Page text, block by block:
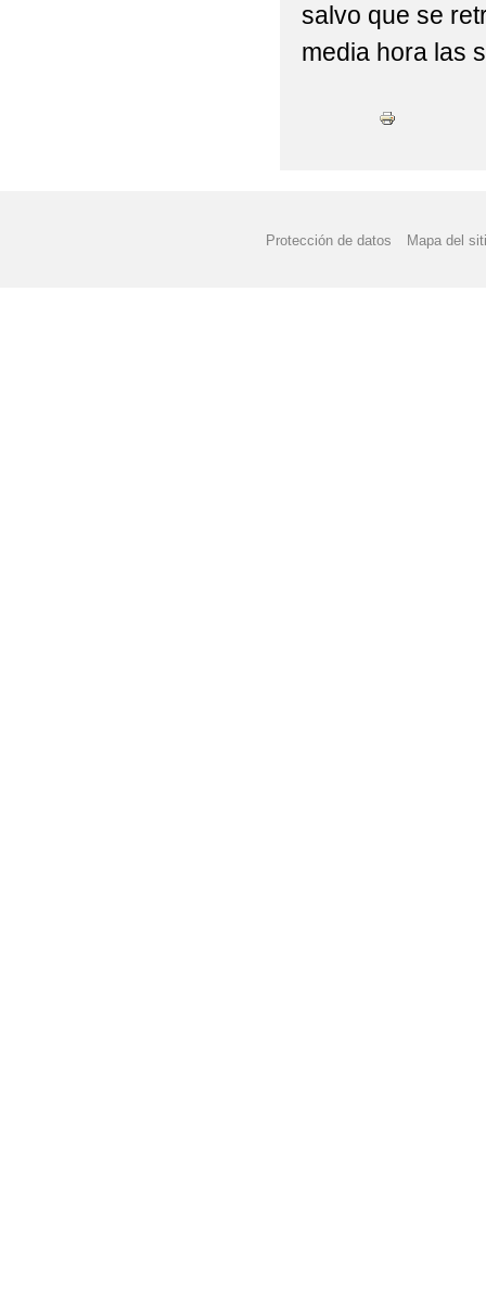
salvo que se
media hora las
Protección de datos Mapa del